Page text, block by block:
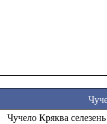
Чучело Кряква